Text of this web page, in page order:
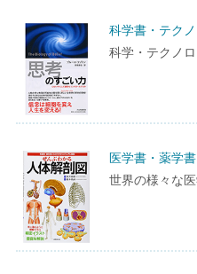
科学書・テク
科学・テクノ
医学書・薬学
世界の様々な